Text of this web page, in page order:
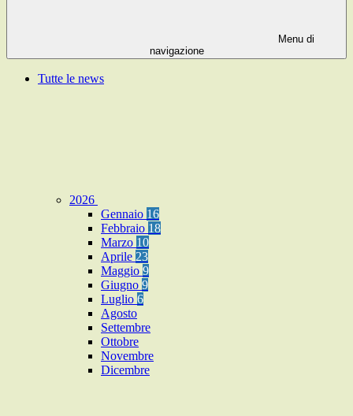
Menu di
navigazione
Tutte le news
2026
Gennaio 16
Febbraio 18
Marzo 10
Aprile 23
Maggio 9
Giugno 9
Luglio 6
Agosto
Settembre
Ottobre
Novembre
Dicembre